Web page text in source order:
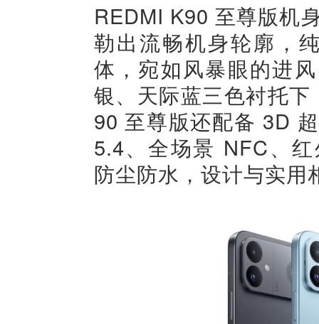
REDMI K90 至尊版机
勒出流畅机身轮廓，
体，宛如风暴眼的进
银、天际蓝三色衬托
90 至尊版还配备 3D
5.4、全场景 NFC、
防尘防水，设计与实用